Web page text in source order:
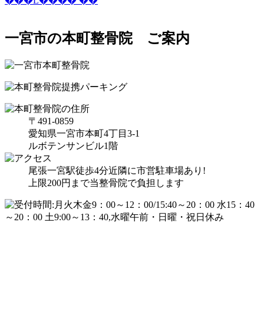
一宮市の本町整骨院 ご案内
〒491-0859
愛知県一宮市本町4丁目3-1
ルボテンサンビル1階
尾張一宮駅徒歩4分近隣に市営駐車場あり!
上限200円まで当整骨院で負担します